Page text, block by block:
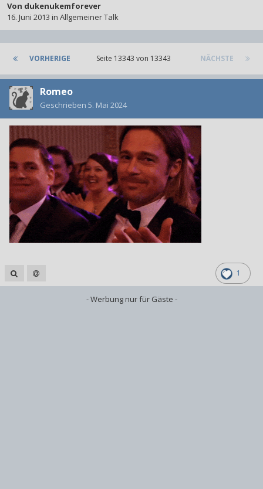
Von dukenukemforever
16. Juni 2013 in Allgemeiner Talk
VORHERIGE NÄCHSTE
Seite 13343 von 13343
Romeo
Geschrieben 5. Mai 2024
1
- Werbung nur für Gäste -